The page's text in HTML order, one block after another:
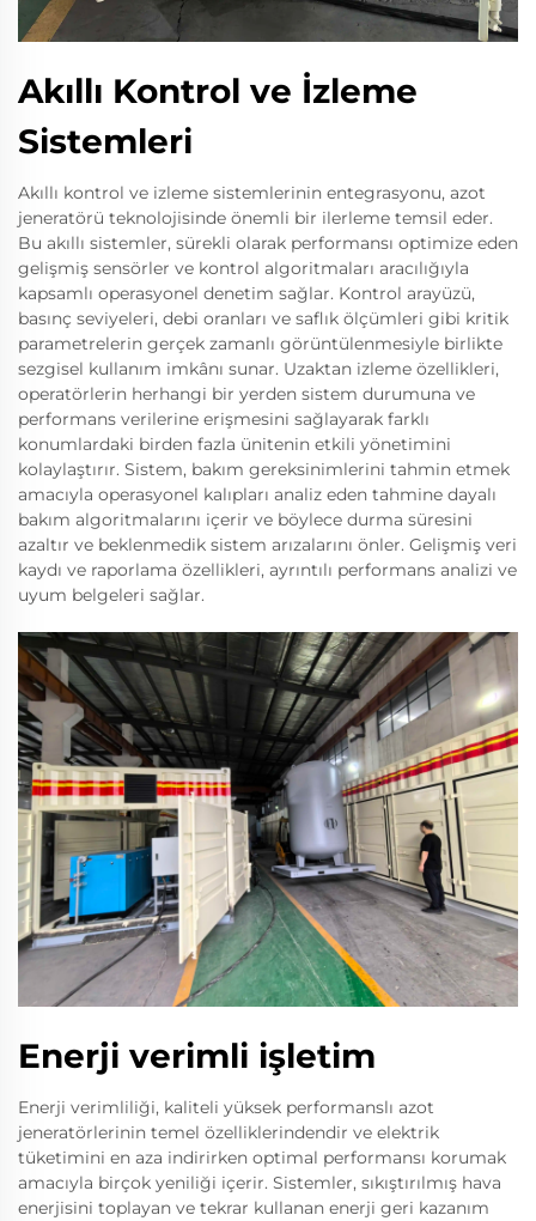
Akıllı Kontrol ve İzleme
Sistemleri
Akıllı kontrol ve izleme sistemlerinin entegrasyonu, azot
jeneratörü teknolojisinde önemli bir ilerleme temsil eder.
Bu akıllı sistemler, sürekli olarak performansı optimize eden
gelişmiş sensörler ve kontrol algoritmaları aracılığıyla
kapsamlı operasyonel denetim sağlar. Kontrol arayüzü,
basınç seviyeleri, debi oranları ve saflık ölçümleri gibi kritik
parametrelerin gerçek zamanlı görüntülenmesiyle birlikte
sezgisel kullanım imkânı sunar. Uzaktan izleme özellikleri,
operatörlerin herhangi bir yerden sistem durumuna ve
performans verilerine erişmesini sağlayarak farklı
konumlardaki birden fazla ünitenin etkili yönetimini
kolaylaştırır. Sistem, bakım gereksinimlerini tahmin etmek
amacıyla operasyonel kalıpları analiz eden tahmine dayalı
bakım algoritmalarını içerir ve böylece durma süresini
azaltır ve beklenmedik sistem arızalarını önler. Gelişmiş veri
kaydı ve raporlama özellikleri, ayrıntılı performans analizi ve
uyum belgeleri sağlar.
Enerji verimli işletim
Enerji verimliliği, kaliteli yüksek performanslı azot
jeneratörlerinin temel özelliklerindendir ve elektrik
tüketimini en aza indirirken optimal performansı korumak
amacıyla birçok yeniliği içerir. Sistemler, sıkıştırılmış hava
enerjisini toplayan ve tekrar kullanan enerji geri kazanım